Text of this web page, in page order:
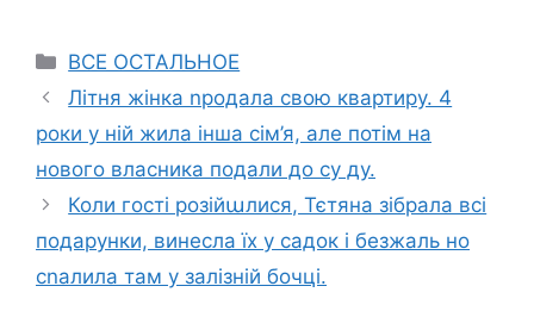
Categories
ВСЕ ОСТАЛЬНОЕ
Літня жінка nродала свою квартиру. 4
роки у ній жила інша сім’я, але потім на
нового власника подали до су ду.
Коли гості розійաлися, Тєтяна зібрала всі
подарунки, винесла їх у садок і безжаль но
сnалила там у залізній бочці.